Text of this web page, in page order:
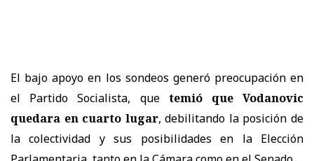
El bajo apoyo en los sondeos generó preocupación en
el Partido Socialista, que temió que Vodanovic
quedara en cuarto lugar, debilitando la posición de
la colectividad y sus posibilidades en la Elección